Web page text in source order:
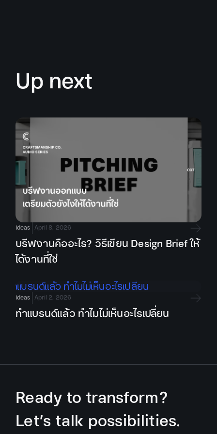
Up next
Ideas April 8, 2026
บรีฟงานคืออะไร? วิธีเขียน Design Brief ให้
ได้งานที่ใช่
Ideas April 2, 2026
ทำแบรนด์แล้ว ทำไมไม่เห็นอะไรเปลี่ยน
Ready to transform?
Let’s talk possibilities.